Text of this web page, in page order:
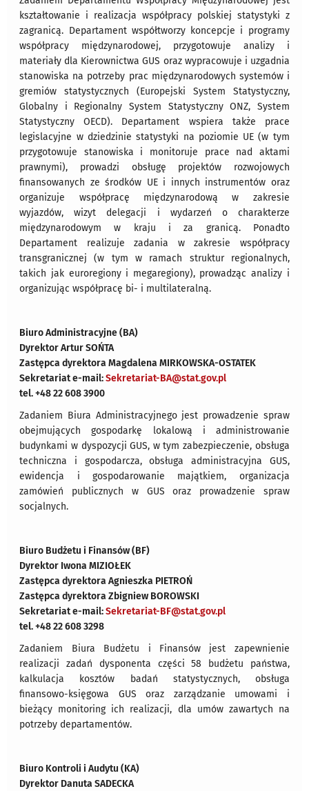
kształtowanie i realizacja współpracy polskiej statystyki z
zagranicą. Departament współtworzy koncepcje i programy
współpracy międzynarodowej, przygotowuje analizy i
materiały dla Kierownictwa GUS oraz wypracowuje i uzgadnia
stanowiska na potrzeby prac międzynarodowych systemów i
gremiów statystycznych (Europejski System Statystyczny,
Globalny i Regionalny System Statystyczny ONZ, System
Statystyczny OECD). Departament wspiera także prace
legislacyjne w dziedzinie statystyki na poziomie UE (w tym
przygotowuje stanowiska i monitoruje prace nad aktami
prawnymi), prowadzi obsługę projektów rozwojowych
finansowanych ze środków UE i innych instrumentów oraz
organizuje współpracę międzynarodową w zakresie
wyjazdów, wizyt delegacji i wydarzeń o charakterze
międzynarodowym w kraju i za granicą. Ponadto
Departament realizuje zadania w zakresie współpracy
transgranicznej (w tym w ramach struktur regionalnych,
takich jak euroregiony i megaregiony), prowadząc analizy i
organizując współpracę bi- i multilateralną.
Biuro Administracyjne (BA)
Dyrektor Artur SOŃTA
Zastępca dyrektora Magdalena MIRKOWSKA-OSTATEK
Sekretariat e-mail:Sekretariat-BA@stat.gov.pl
tel. +48 22 608 3900
Zadaniem Biura Administracyjnego jest prowadzenie spraw
obejmujących gospodarkę lokalową i administrowanie
budynkami w dyspozycji GUS, w tym zabezpieczenie, obsługa
techniczna i gospodarcza, obsługa administracyjna GUS,
ewidencja i gospodarowanie majątkiem, organizacja
zamówień publicznych w GUS oraz prowadzenie spraw
socjalnych.
Biuro Budżetu i Finansów (BF)
Dyrektor Iwona MIZIOŁEK
Zastępca dyrektora Agnieszka PIETROŃ
Zastępca dyrektora Zbigniew BOROWSKI
Sekretariat e-mail:Sekretariat-BF@stat.gov.pl
tel. +48 22 608 3298
Zadaniem Biura Budżetu i Finansów jest zapewnienie
realizacji zadań dysponenta części 58 budżetu państwa,
kalkulacja kosztów badań statystycznych, obsługa
finansowo-księgowa GUS oraz zarządzanie umowami i
bieżący monitoring ich realizacji, dla umów zawartych na
potrzeby departamentów.
Biuro Kontroli i Audytu (KA)
Dyrektor Danuta SADECKA